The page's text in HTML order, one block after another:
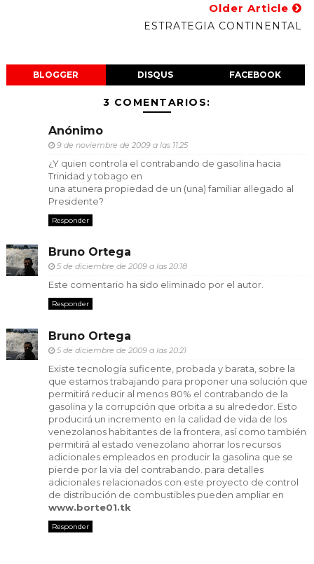
Older Article
ESTRATEGIA CONTINENTAL
BLOGGER DISQUS FACEBOOK
3 COMENTARIOS:
Anónimo
9 de noviembre de 2009 a las 11:25
¿Y quien controla el contrabando de gasolina hacia
Trinidad y tobago en
una atunera propiedad de un (una) familiar allegado al
Presidente?
Responder
Bruno Ortega
5 de diciembre de 2009 a las 20:18
Este comentario ha sido eliminado por el autor.
Responder
Bruno Ortega
5 de diciembre de 2009 a las 20:21
Existe tecnología suficente, probada y barata, sobre la
que estamos trabajando para proponer una solución que
permitirá reducir al menos 80% el contrabando de la
gasolina y la corrupción que orbita a su alrededor. Esto
producirá un incremento en la calidad de vida de los
venezolanos habitantes de la frontera, así como también
permitirá al estado venezolano ahorrar los recursos
adicionales empleados en producir la gasolina que se
pierde por la vía del contrabando. para detalles
adicionales relacionados con este proyecto de control
de distribución de combustibles pueden ampliar en
www.borte01.tk
Responder